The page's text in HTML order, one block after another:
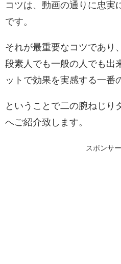
コツは、動画の通りに忠実
です。
それが最重要なコツであり
段素人でも一般の人でも出
ットで効果を実感する一番
ということで二の腕ねじり
へご紹介致します。
スポンサ